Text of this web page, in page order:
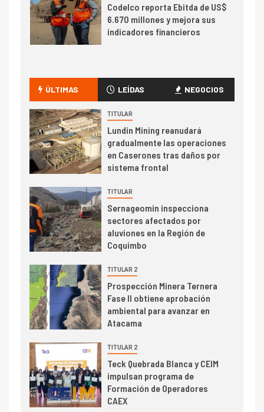
Codelco reporta Ebitda de US$
6.670 millones y mejora sus
indicadores financieros
camión 100% eléctrico para
transportar cátodos al Puerto
de San Antonio
2
I+D
Producción minera en mayo de
2026 cae 10,6%
3
PIB minero impacta el
crecimiento regional: Banco
Central reporta resultados
trimestre
4 I+D
Informe bimensual de
Cochilco: precio del cobre
alcanza máximos por escasez
de concentrados
5 I+D
Estudio revela cómo el precio
del cobre y educación superior
se relacionan en zonas
mineras
ÚLTIMAS LEÍDAS NEGOCIOS
TITULAR
Lundin Mining reanudará
gradualmente las operaciones
en Caserones tras daños por
sistema frontal
TITULAR
Sernageomin inspecciona
sectores afectados por
aluviones en la Región de
Coquimbo
TITULAR 2
Prospección Minera Ternera
Fase II obtiene aprobación
ambiental para avanzar en
Atacama
TITULAR 2
Teck Quebrada Blanca y CEIM
impulsan programa de
Formación de Operadores
CAEX